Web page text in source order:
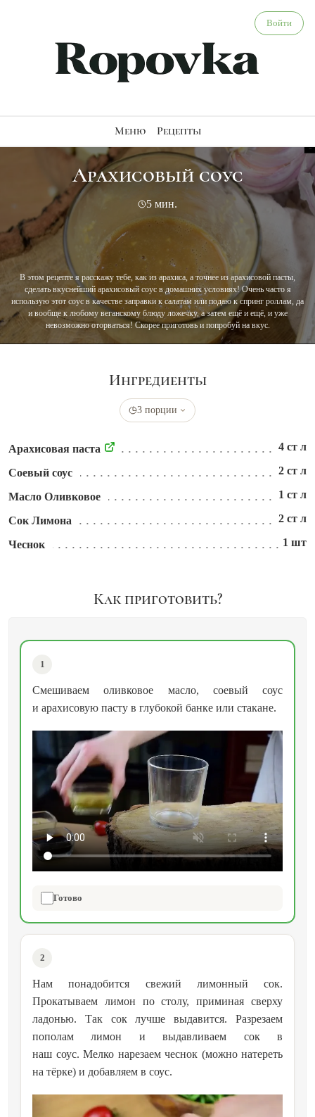
Войти
Меню Рецепты
Арахисовый соус
5 мин.
В этом рецепте я расскажу тебе, как из арахиса, а точнее из арахисовой пасты,
сделать вкуснейший арахисовый соус в домашних условиях! Очень часто я
использую этот соус в качестве заправки к салатам или подаю к спринг роллам, да
и вообще к любому веганскому блюду ложечку, а затем ещё и ещё, и уже
невозможно оторваться! Скорее приготовь и попробуй на вкус.
Ингредиенты
3 порции
Арахисовая паста 4 ст л
Соевый соус 2 ст л
Масло Оливковое 1 ст л
Сок Лимона 2 ст л
Чеснок 1 шт
Как приготовить?
1
Смешиваем оливковое масло, соевый соус
и арахисовую пасту в глубокой банке или стакане.
Готово
2
Нам понадобится свежий лимонный сок.
Прокатываем лимон по столу, приминая сверху
ладонью. Так сок лучше выдавится. Разрезаем
пополам лимон и выдавливаем сок в
наш соус. Мелко нарезаем чеснок (можно натереть
на тёрке) и добавляем в соус.